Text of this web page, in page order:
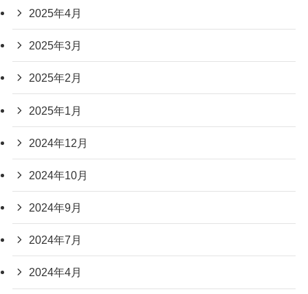
2025年4月
2025年3月
2025年2月
2025年1月
2024年12月
2024年10月
2024年9月
2024年7月
2024年4月